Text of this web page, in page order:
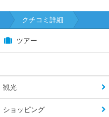
クチコミ詳細
ツアー
観光
ショッピング